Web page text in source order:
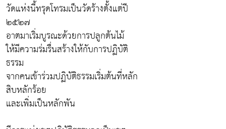
วัดแห่งนี้ทรุดโทรมเป็นวัดร้างตั้งแต่ปี
๒๕๒๗
อาตมาเริ่มบูรณะด้วยการปลูกต้นไม้
ให้มีความร่มรื่นสร้างให้กับการปฏิบัติ
ธรรม
จากคนเข้าร่วมปฏิบัติธรรมเริ่มต้นที่หลัก
สิบหลักร้อย
และเพิ่มเป็นหลักพัน